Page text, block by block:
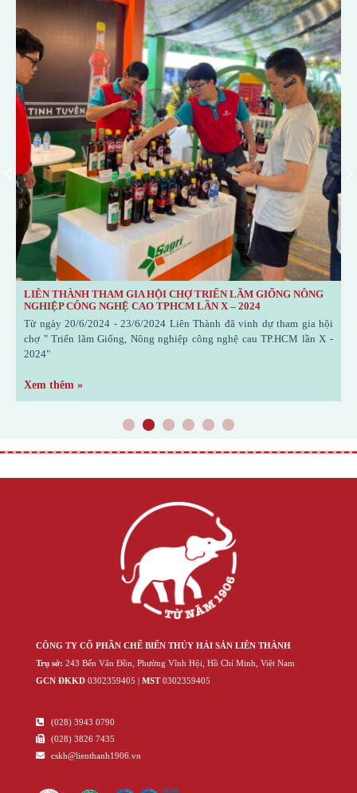
LIÊN THÀNH THAM GIA HỘI CHỢ TRIỂN LÃM GIỐNG NÔNG
NGHIỆP CÔNG NGHỆ CAO TPHCM LẦN X – 2024
Từ ngày 20/6/2024 - 23/6/2024 Liên Thành đã vinh dự tham gia hội
chợ " Triển lãm Giống, Nông nghiệp công nghệ cau TP.HCM lần X -
2024"
Xem thêm »
1 2 3 4 5 6
CÔNG TY CỔ PHẦN CHẾ BIẾN THỦY HẢI SẢN LIÊN THÀNH
Trụ sở: 243 Bến Vân Đồn, Phường Vĩnh Hội, Hồ Chí Minh, Việt Nam
GCN ĐKKD ‍030‍2359405 | MST‍030‍2359405
(028) 3943 0790
(028) 3826 7435
cskh@lienthanh1906.vn